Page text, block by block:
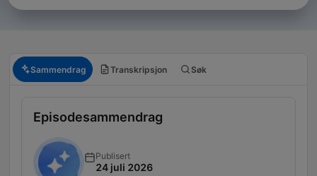
Sammendrag Transkripsjon Søk
Episodesammendrag
Publisert
24 juli 2026